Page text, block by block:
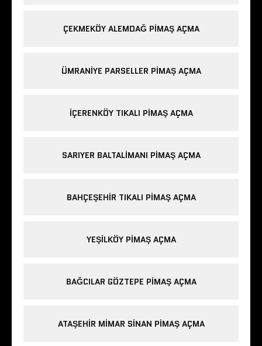
ÇEKMEKÖY ALEMDAĞ PIMAŞ AÇMA
ÜMRANIYE PARSELLER PIMAŞ AÇMA
IÇERENKÖY TIKALI PIMAŞ AÇMA
SARIYER BALTALIMANI PIMAŞ AÇMA
BAHÇEŞEHIR TIKALI PIMAŞ AÇMA
YEŞILKÖY PIMAŞ AÇMA
BAĞCILAR GÖZTEPE PIMAŞ AÇMA
ATAŞEHIR MIMAR SINAN PIMAŞ AÇMA